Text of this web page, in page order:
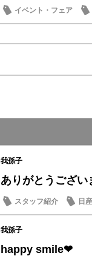
イベント・フェア
我孫子
ありがとうござい
スタッフ紹介 日
我孫子
happy smile❤